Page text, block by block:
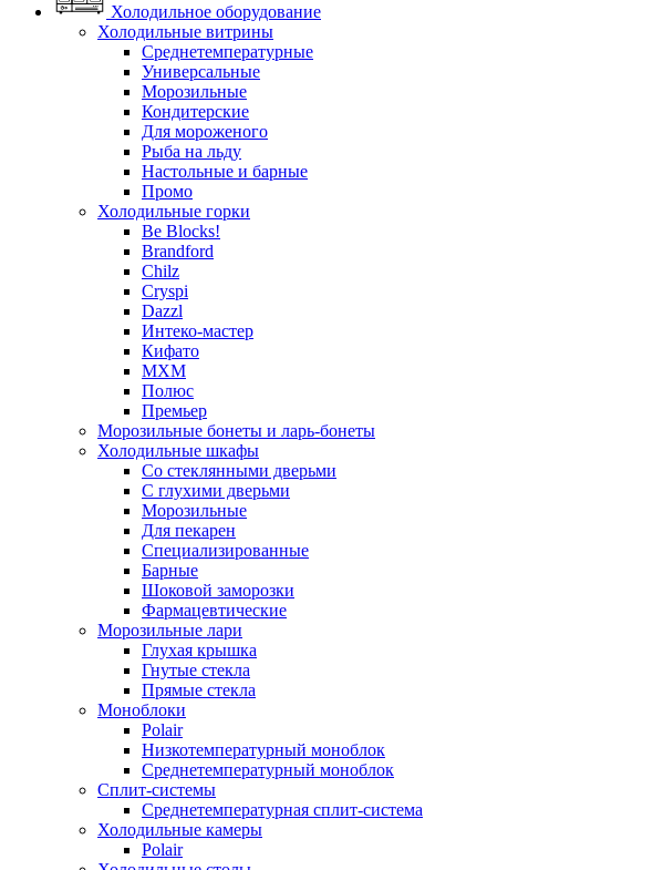
Холодильное оборудование
Холодильные витрины
Среднетемпературные
Универсальные
Морозильные
Кондитерские
Для мороженого
Рыба на льду
Настольные и барные
Промо
Холодильные горки
Be Blocks!
Brandford
Chilz
Cryspi
Dazzl
Интеко-мастер
Кифато
МХМ
Полюс
Премьер
Морозильные бонеты и ларь-бонеты
Холодильные шкафы
Со стеклянными дверьми
С глухими дверьми
Морозильные
Для пекарен
Специализированные
Барные
Шоковой заморозки
Фармацевтические
Морозильные лари
Глухая крышка
Гнутые стекла
Прямые стекла
Моноблоки
Polair
Низкотемпературный моноблок
Среднетемпературный моноблок
Сплит-системы
Среднетемпературная сплит-система
Холодильные камеры
Polair